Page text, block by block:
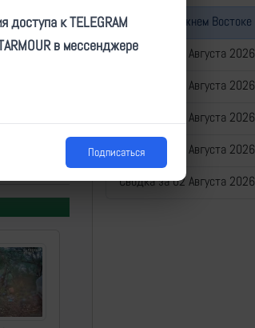
Война на Ближнем Востоке
Сводка за 06 Августа 2026
Сводка за 05 Августа 2026
Сводка за 04 Августа 2026
Сводка за 03 Августа 2026
Сводка за 02 Августа 2026
доступа к TELEGRAM
в мессенджере
Подписаться